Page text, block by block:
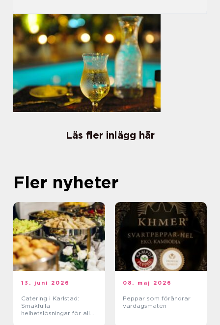
Läs fler inlägg här
Fler nyheter
13. juni 2026
Catering i Karlstad:
Smakfulla
helhetslösningar för alla
08. maj 2026
Peppar som förändrar
vardagsmaten